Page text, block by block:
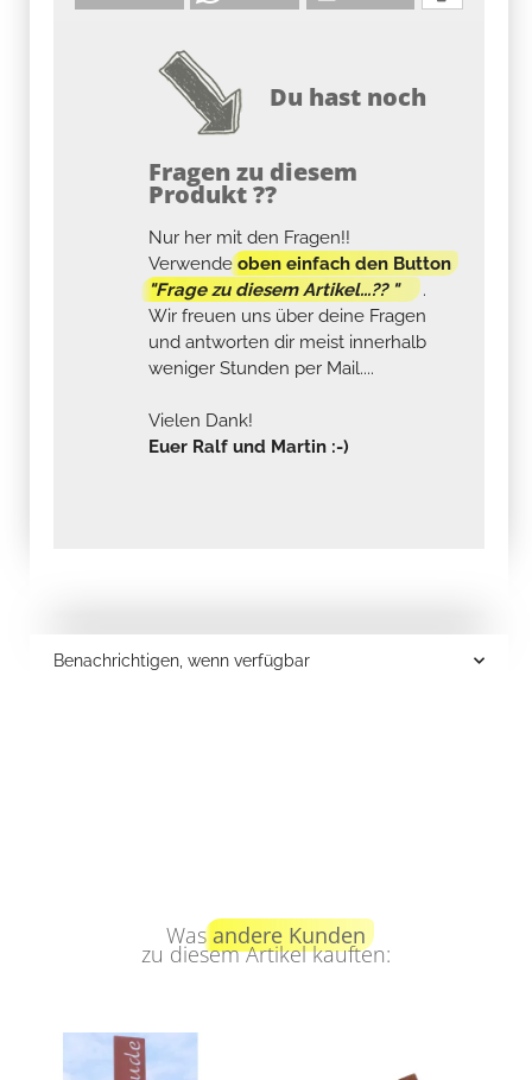
Du hast noch
Fragen zu diesem
Produkt ??
Nur her mit den Fragen!!
Verwendeoben einfach den Button
"Frage zu diesem Artikel...?? "
.
Wir freuen uns über deine Fragen
und antworten dir meist innerhalb
weniger Stunden per Mail....
Vielen Dank!
Euer Ralf und Martin :-)
Benachrichtigen, wenn verfügbar
Wasandere Kunden
zu diesem Artikel kauften: